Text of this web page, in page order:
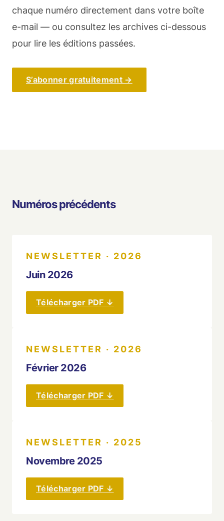
chaque numéro directement dans votre boîte
e-mail — ou consultez les archives ci-dessous
pour lire les éditions passées.
S’abonner gratuitement →
Numéros précédents
NEWSLETTER · 2026
Juin 2026
Télécharger PDF ↓
NEWSLETTER · 2026
Février 2026
Télécharger PDF ↓
NEWSLETTER · 2025
Novembre 2025
Télécharger PDF ↓